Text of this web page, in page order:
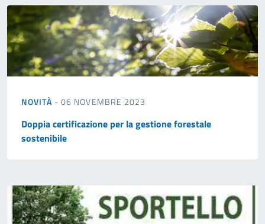
NOVITÀ - 06 NOVEMBRE 2023
Doppia certificazione per la gestione forestale
sostenibile